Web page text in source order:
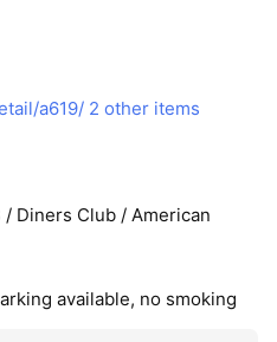
a619/ 2 other items
Diners Club / American
available, no smoking